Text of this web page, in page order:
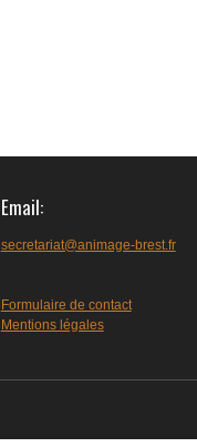
Email
secretariat@animage-brest.fr
Formulaire de contact
Mentions légales